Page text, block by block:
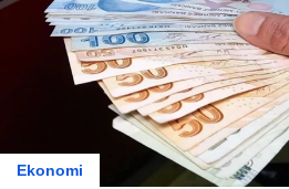
Ekonomi